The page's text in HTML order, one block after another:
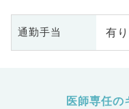
通勤手当 有り
医師専任の